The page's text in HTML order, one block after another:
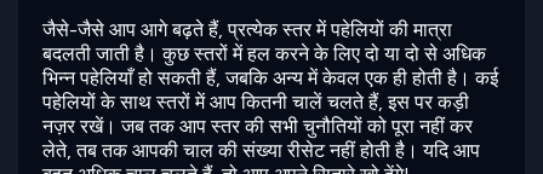
जैसे-जैसे आप आगे बढ़ते हैं, प्रत्येक स्तर में पहेलियों की मात्रा
बदलती जाती है। कुछ स्तरों में हल करने के लिए दो या दो से अधिक
भिन्न पहेलियाँ हो सकती हैं, जबकि अन्य में केवल एक ही होती है। कई
पहेलियों के साथ स्तरों में आप कितनी चालें चलते हैं, इस पर कड़ी
नज़र रखें। जब तक आप स्तर की सभी चुनौतियों को पूरा नहीं कर
लेते, तब तक आपकी चाल की संख्या रीसेट नहीं होती है। यदि आप